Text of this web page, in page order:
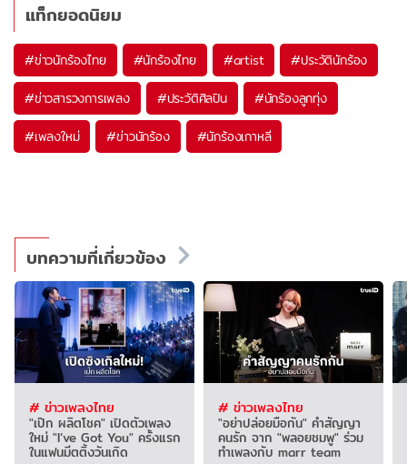
แท็กยอดนิยม
#ข่าวนักร้องไทย #นักร้องไทย #artist #ประวัตินักร้อง
#ข่าวสารวงการเพลง #ประวัติศิลปิน #นักร้องลูกทุ่ง
#เพลงใหม่ #ข่าวนักร้อง #นักร้องเกาหลี
บทความที่เกี่ยวข้อง
# ข่าวเพลงไทย
"เป๊ก ผลิตโชค" เปิดตัวเพลง
ใหม่ "I’ve Got You" ครั้งแรก
ในแฟนมีตติ้งวันเกิด
# ข่าวเพลงไทย
"อย่าปล่อยมือกัน" คำสัญญา
คนรัก จาก "พลอยชมพู" ร่วม
ทำเพลงกับ marr team